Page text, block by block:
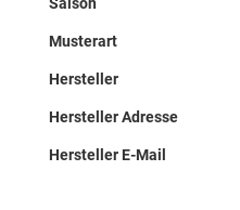
Musterart
Hersteller
Hersteller Adresse
Hersteller E-Mail